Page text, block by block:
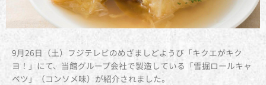
9月26日（土）フジテレビのめざましどようび「キクエがキク
ヨ！」にて、当館グループ会社で製造している「雪掘ロールキャ
ベツ」（コンソメ味）が紹介されました。